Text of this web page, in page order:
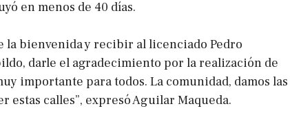
en menos de 40 días.
la bienvenida y recibir al licenciado Pedro
darle el agradecimiento por la realización de
importante para todos. La comunidad, damos las
estas calles”, expresó Aguilar Maqueda.